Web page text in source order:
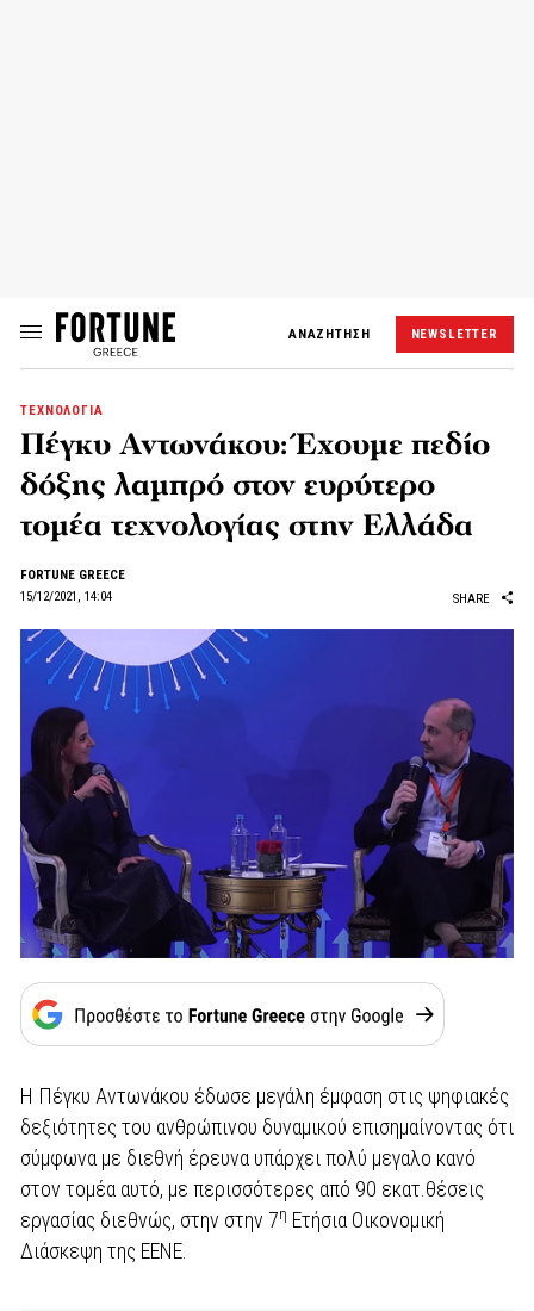
ΑΝΑΖΗΤΗΣΗ NEWSLETTER
ΤΕΧΝΟΛΟΓΙΑ
Πέγκυ Αντωνάκου: Έχουμε πεδίο
δόξης λαμπρό στον ευρύτερο
τομέα τεχνολογίας στην Ελλάδα
FORTUNE GREECE
15/12/2021, 14:04
SHARE
Η Πέγκυ Αντωνάκου έδωσε μεγάλη έμφαση στις ψηφιακές
δεξιότητες του ανθρώπινου δυναμικού επισημαίνοντας ότι
σύμφωνα με διεθνή έρευνα υπάρχει πολύ μεγαλο κανό
στον τομέα αυτό, με περισσότερες από 90 εκατ.θέσεις
εργασίας διεθνώς, στην στην 7η Ετήσια Οικονομική
Διάσκεψη της ΕΕΝΕ.